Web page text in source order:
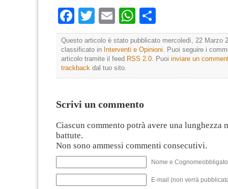
Facebook
TwitterEmailWhatsApp
Questo articolo è stato pubblicato mercoledì, 22 Marzo
classificato in Interventi e Opinioni. Puoi seguire i
articolo tramite il feed RSS 2.0. Puoi inviare un
trackback dal tuo sito.
Scrivi un commento
Ciascun commento potrà avere una lunghezza
battute.
Non sono ammessi commenti consecutivi.
Nome e
E-mail (non verrà